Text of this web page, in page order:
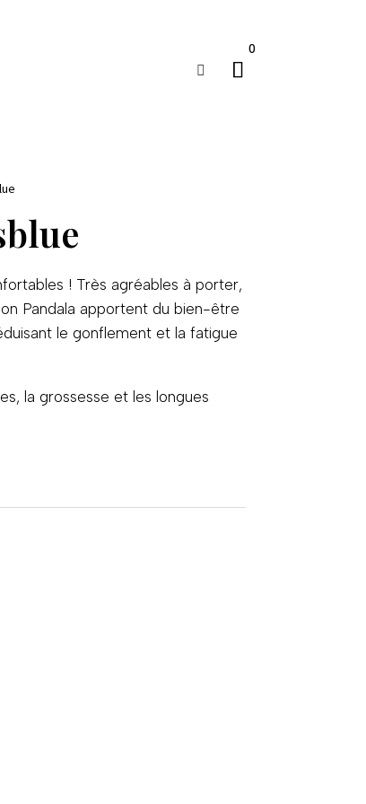

0
! Très agréables à porter,
Pandala apportent du bien-être
le gonflement et la fatigue
la grossesse et les longues